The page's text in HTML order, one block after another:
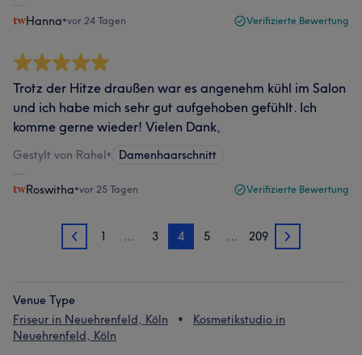
Hanna•vor 24 Tagen Verifizierte Bewertung
Trotz der Hitze draußen war es angenehm kühl im Salon
und ich habe mich sehr gut aufgehoben gefühlt. Ich
komme gerne wieder! Vielen Dank,
Gestylt von Rahel• Damenhaarschnitt
Roswitha•vor 25 Tagen Verifizierte Bewertung
3 1 … 3 4 5 … 209 5
Venue Type
Friseur in Neuehrenfeld, Köln
Kosmetikstudio in
Neuehrenfeld, Köln